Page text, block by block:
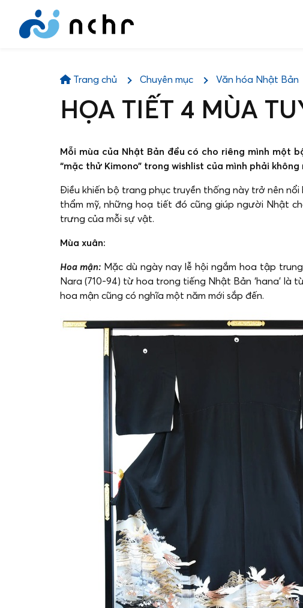
Trang chủ Chuyên mục Văn hóa Nhật Bản
HỌA TIẾT 4 MÙA
Mỗi mùa của Nhật Bản đều có cho riêng mình một
“mặc thử Kimono” trong wishlist của mình phải không
Điều khiến bộ trang phục truyền thống này trở nên
thẩm mỹ, những hoạ tiết đó cũng giúp người Nhật
trưng của mỗi sự vật.
Mùa xuân:
Hoa mận:Mặc dù ngày nay lễ hội ngắm hoa tập
Nara (710-94) từ hoa trong tiếng Nhật Bản ‘hana’ là
hoa mận cũng có nghĩa một năm mới sắp đến.